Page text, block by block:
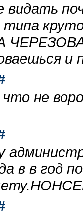
видать
не
в в год